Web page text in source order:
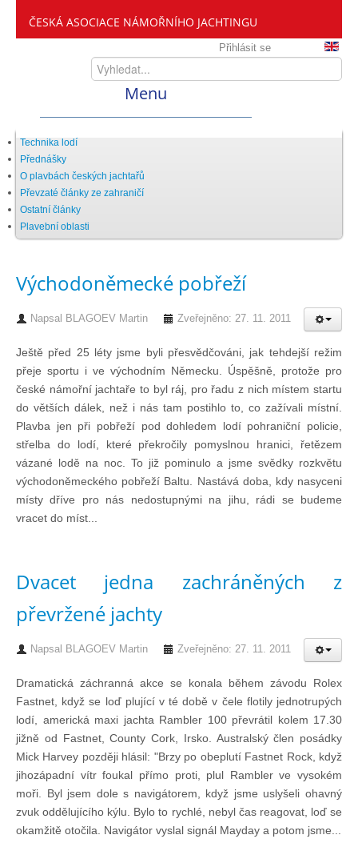
ČESKÁ ASOCIACE NÁMOŘNÍHO JACHTINGU
Přihlásit se
Menu
Home
ČANY
Kdo jsme
Zveme vás mezi nás
Chci se stát členem
Oznámení
Členské příspěvky
Ochrana osobních údajů
Legislativní proces
Doklady osob
Lodě - technika (tech. způsobilost)
Lodě - registrace
Technika lodí
Přednášky
O plavbách českých jachtařů
Převzaté články ze zahraničí
Ostatní články
Plavební oblasti
Východoněmecké pobřeží
Napsal BLAGOEV Martin Zveřejněno: 27. 11. 2011
Ještě před 25 léty jsme byli přesvědčováni, jak tehdejší režim
přeje sportu i ve východním Německu. Úspěšně, protože pro
české námořní jachtaře to byl ráj, pro řadu z nich místem startu
do větších dálek, než i nás tam postihlo to, co zažívali místní.
Plavba jen při pobřeží pod dohledem lodí pohraniční policie,
střelba do lodí, které překročily pomyslnou hranici, řetězem
vázané lodě na noc. To již pominulo a jsme svědky rozkvětu
východoněmeckého pobřeží Baltu. Nastává doba, kdy nasyceni
místy dříve pro nás nedostupnými na jihu, rádi se budeme
vracet do míst...
Dvacet jedna zachráněných z
převržené jachty
Napsal BLAGOEV Martin Zveřejněno: 27. 11. 2011
Dramatická záchranná akce se konala během závodu Rolex
Fastnet, když se loď plující v té době v čele flotily jednotrupých
lodí, americká maxi jachta Rambler 100 převrátil kolem 17.30
jižně od Fastnet, County Cork, Irsko. Australský člen posádky
Mick Harvey později hlásil: "Brzy po obeplutí Fastnet Rock, když
jihozápadní vítr foukal přímo proti, plul Rambler ve vysokém
moři. Byl jsem dole s navigátorem, když jsme uslyšeli ohavný
zvuk oddělujícího kýlu. Bylo to rychlé, nebyl čas reagovat, loď se
okamžitě otočila. Navigátor vyslal signál Mayday a potom jsme...